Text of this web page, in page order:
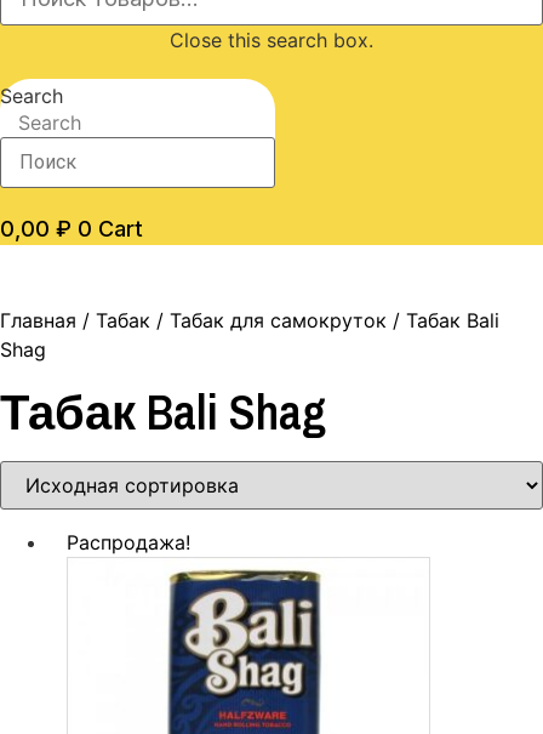
Close this search box.
Search
Search
0,00 ₽ 0 Cart
Главная / Табак / Табак для самокруток / Табак Bali
Shag
Табак Bali Shag
Распродажа!